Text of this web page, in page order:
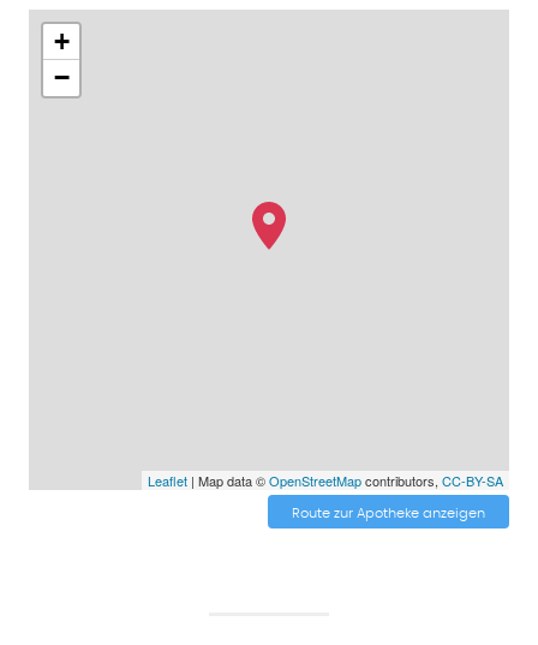
+
−
Leaflet| Map data ©OpenStreetMapcontributors, CC-BY-SA
Route zur Apotheke anzeigen